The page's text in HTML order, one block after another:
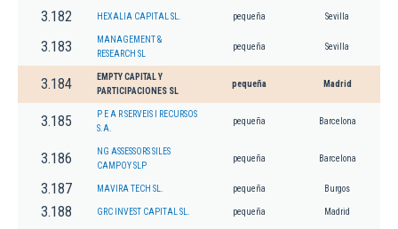
3.182 HEXALIA CAPITAL SL. pequeña Sevilla
3.183
MANAGEMENT &
RESEARCH SL
pequeña Sevilla
3.184
EMPTY CAPITAL Y
PARTICIPACIONES SL
pequeña Madrid
3.185
P E A R SERVEIS I RECURSOS
S.A.
pequeña Barcelona
3.186
NG ASSESSORS SILES
CAMPOY SLP
pequeña Barcelona
3.187 MAVIRA TECH SL. pequeña Burgos
3.188 GRC INVEST CAPITAL SL. pequeña Madrid